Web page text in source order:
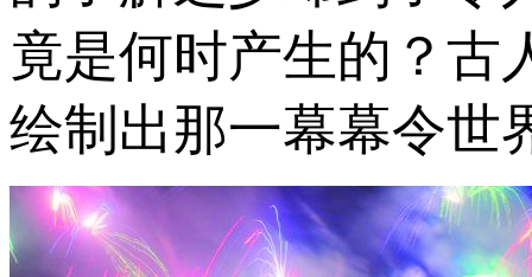
竟是何时产生的？古
绘制出那一幕幕令世